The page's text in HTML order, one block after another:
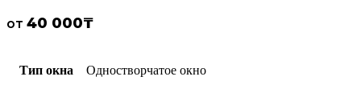
от 40 000₸
Тип окна Одностворчатое окно